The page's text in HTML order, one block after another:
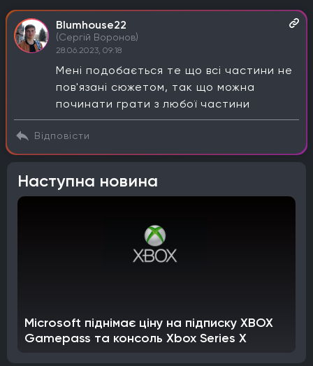
Blumhouse22
(Сергій Воронов)
28.06.2023, 09:18
Мені подобається те що всі частини не
пов'язані сюжетом, так що можна
починати грати з любої частини
Відповісти
Наступна новина
Microsoft піднімає ціну на підписку XBOX
Gamepass та консоль Xbox Series X